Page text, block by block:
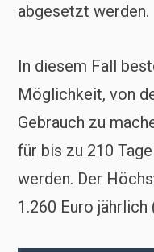
abgesetzt werden.
In diesem Fall
Möglichkeit, von
Gebrauch zu
für bis zu 210
werden. Der
1.260 Euro jährlich